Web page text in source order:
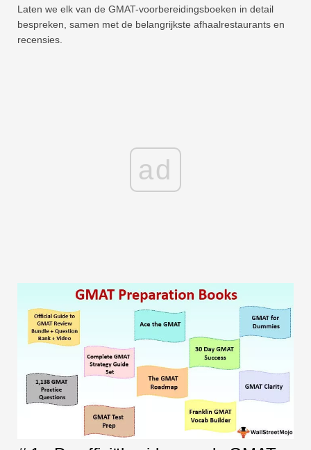
Laten we elk van de GMAT-voorbereidingsboeken in detail
bespreken, samen met de belangrijkste afhaalrestaurants en
recensies.
ad